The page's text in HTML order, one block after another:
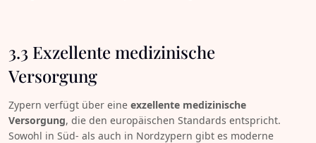
3.3 Exzellente medizinische
Versorgung
Zypern verfügt über eine exzellente medizinische
Versorgung, die den europäischen Standards entspricht.
Sowohl in Süd- als auch in Nordzypern gibt es moderne